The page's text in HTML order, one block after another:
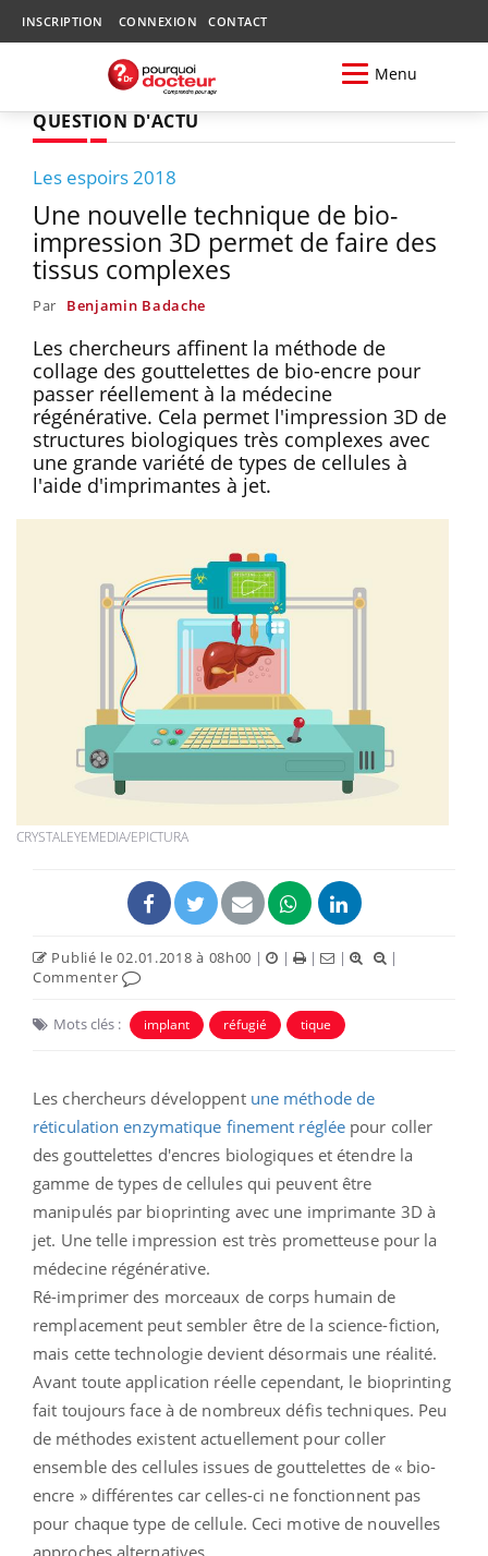
INSCRIPTION CONNEXION CONTACT
Menu
QUESTION D'ACTU
Les espoirs 2018
Une nouvelle technique de bio-
impression 3D permet de faire des
tissus complexes
Par Benjamin Badache
Les chercheurs affinent la méthode de
collage des gouttelettes de bio-encre pour
passer réellement à la médecine
régénérative. Cela permet l'impression 3D de
structures biologiques très complexes avec
une grande variété de types de cellules à
l'aide d'imprimantes à jet.
CRYSTALEYEMEDIA/EPICTURA
Publié le 02.01.2018 à 08h00 | | | |
|
Commenter
Mots clés : implant réfugié tique
Les chercheurs développent une méthode de
réticulation enzymatique finement réglée pour coller
des gouttelettes d'encres biologiques et étendre la
gamme de types de cellules qui peuvent être
manipulés par bioprinting avec une imprimante 3D à
jet. Une telle impression est très prometteuse pour la
médecine régénérative.
Ré-imprimer des morceaux de corps humain de
remplacement peut sembler être de la science-fiction,
mais cette technologie devient désormais une réalité.
Avant toute application réelle cependant, le bioprinting
fait toujours face à de nombreux défis techniques. Peu
de méthodes existent actuellement pour coller
ensemble des cellules issues de gouttelettes de « bio-
encre » différentes car celles-ci ne fonctionnent pas
pour chaque type de cellule. Ceci motive de nouvelles
approches alternatives.